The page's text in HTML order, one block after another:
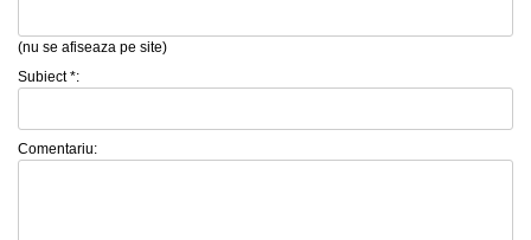
(nu se afiseaza pe site)
Subiect *:
Comentariu: